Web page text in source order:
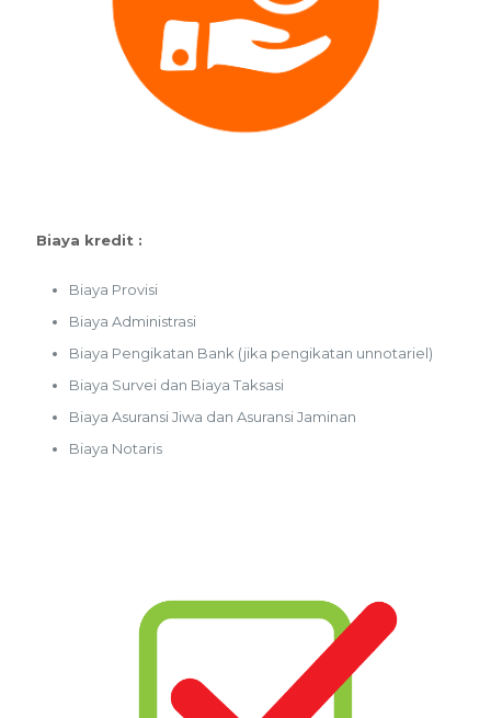
Biaya kredit :
Biaya Provisi
Biaya Administrasi
Biaya Pengikatan Bank (jika pengikatan unnotariel)
Biaya Survei dan Biaya Taksasi
Biaya Asuransi Jiwa dan Asuransi Jaminan
Biaya Notaris